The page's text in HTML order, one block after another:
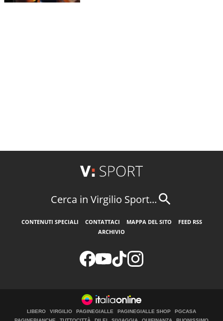
Cerca in Virgilio Sport...
CONTENUTI SPECIALI CONTATTACI MAPPA DEL SITO
FEED RSS
ARCHIVIO
LIBERO VIRGILIO PAGINEGIALLE PAGINEGIALLE SHOP
PGCASA